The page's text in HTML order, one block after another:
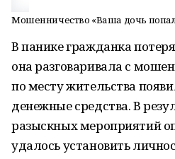
Мошенничество «Ваша дочь
В панике гражданка
она разговаривала с
по месту жительства
денежные средства. В
разыскных мероприятий
удалось установить